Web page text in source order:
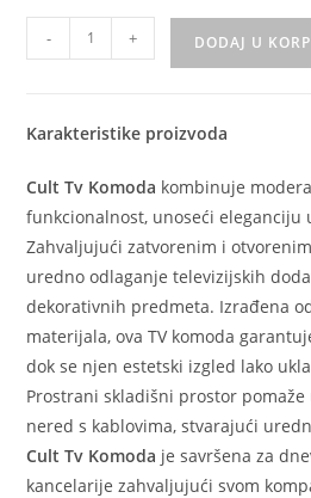
- + DODAJ U
Karakteristike proizvoda
Cult Tv Komoda kombinuje
funkcionalnost, unoseći eleganciju
Zahvaljujući zatvorenim i
uredno odlaganje televizijskih
dekorativnih predmeta. Izrađena
materijala, ova TV komoda
dok se njen estetski izgled lako
Prostrani skladišni prostor
nered s kablovima, stvarajući
Cult Tv Komoda je savršena za
kancelarije zahvaljujući svom